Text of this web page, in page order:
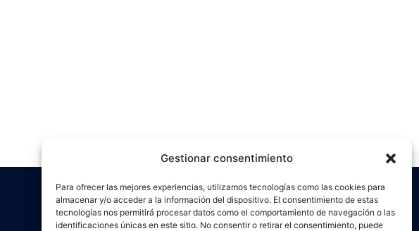
Gestionar consentimiento
Para ofrecer las mejores experiencias, utilizamos tecnologías como las cookies para
almacenar y/o acceder a la información del dispositivo. El consentimiento de estas
tecnologías nos permitirá procesar datos como el comportamiento de navegación o las
identificaciones únicas en este sitio. No consentir o retirar el consentimiento, puede